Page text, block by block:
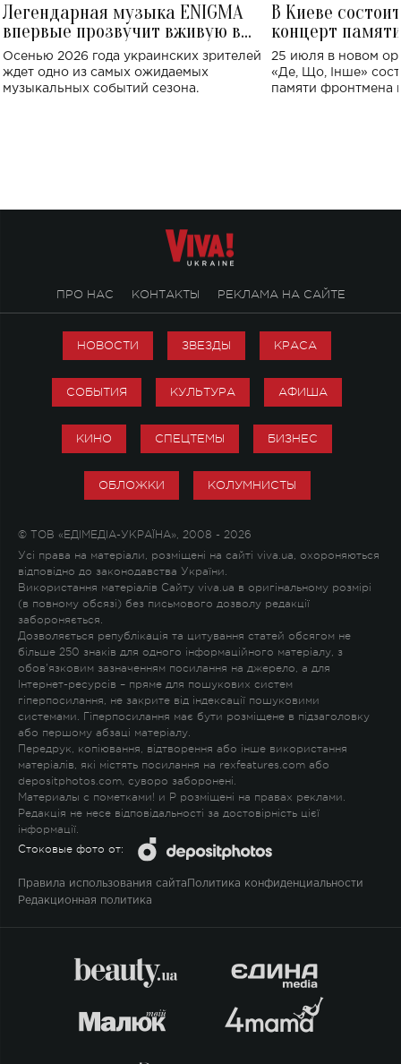
Легендарная музыка ENIGMA
впервые прозвучит вживую в
Украине: где состоится концерт
Осенью 2026 года украинских зрителей
ждет одно из самых ожидаемых
музыкальных событий сезона.
В Киеве
концерт
Клименко:
исполнят песни
25 июля в новом
«Де, Що, Інше»
памяти фронтмена
ПРО НАС КОНТАКТЫ РЕКЛАМА НА САЙТЕ
НОВОСТИ ЗВЕЗДЫ КРАСА
СОБЫТИЯ КУЛЬТУРА АФИША
КИНО СПЕЦТЕМЫ БИЗНЕС
ОБЛОЖКИ КОЛУМНИСТЫ
© ТОВ «ЕДІМЕДІА-УКРАЇНА», 2008 - 2026
Усі права на матеріали, розміщені на сайті viva.ua, охороняються
відповідно до законодавства України.
Використання матеріалів Сайту viva.ua в оригінальному розмірі
(в повному обсязі) без письмового дозволу редакції
забороняється.
Дозволяється републікація та цитування статей обсягом не
більше 250 знаків для одного інформаційного матеріалу, з
обов'язковим зазначенням посилання на джерело, а для
Інтернет-ресурсів – пряме для пошукових систем
гіперпосилання, не закрите від індексації пошуковими
системами. Гіперпосилання має бути розміщене в підзаголовку
або першому абзаці матеріалу.
Передрук, копіювання, відтворення або інше використання
матеріалів, які містять посилання на rexfeatures.com або
depositphotos.com, суворо заборонені.
Материалы с пометками! и P розміщені на правах реклами.
Редакція не несе відповідальності за достовірність цієї
інформації.
Стоковые фото от:
Правила использования сайта Политика конфиденциальности
Редакционная политика